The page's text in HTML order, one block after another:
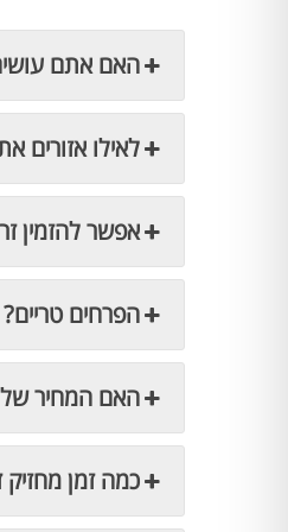
האם אתם
לאילו אזורים
אפשר להזמין
הפרחים טריים?
האם המחיר של
כמה זמן מחזיק